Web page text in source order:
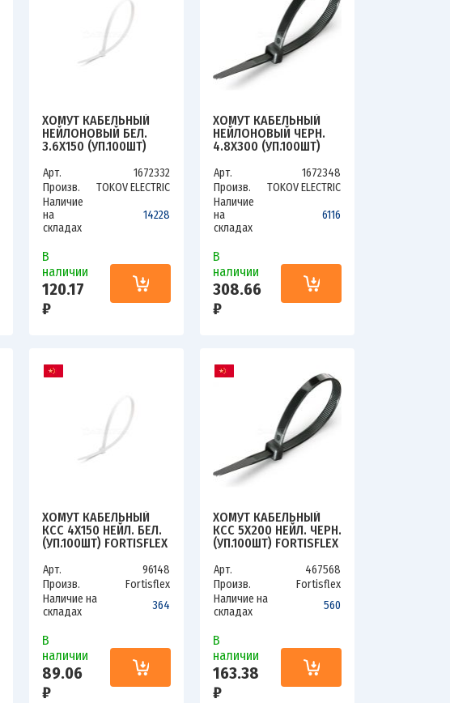
ХОМУТ КАБЕЛЬНЫЙ
НЕЙЛОНОВЫЙ БЕЛ.
3.6Х150 (УП.100ШТ)
HNS-3.6-150-W/100
Арт.
1672332
Произв.
TOKOV ELECTRIC
Наличие
на
складах
14228
В
наличии
120.17
₽
ХОМУТ КАБЕЛЬНЫЙ
НЕЙЛОНОВЫЙ ЧЕРН.
4.8Х300 (УП.100ШТ)
HNS-4.8-300-B/100
Арт.
1672348
Произв.
TOKOV ELECTRIC
Наличие
на
складах
6116
В
наличии
308.66
₽
ХОМУТ КАБЕЛЬНЫЙ
КСС 4Х150 НЕЙЛ. БЕЛ.
(УП.100ШТ) FORTISFLEX
Арт.
96148
Произв.
Fortisflex
Наличие на
складах
364
В
наличии
89.06
₽
ХОМУТ КАБЕЛЬНЫЙ
КСС 5Х200 НЕЙЛ. ЧЕРН.
(УП.100ШТ) FORTISFLEX
Арт.
467568
Произв.
Fortisflex
Наличие на
складах
560
В
наличии
163.38
₽